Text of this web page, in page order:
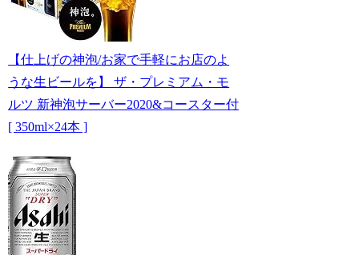
【仕上げの神泡/お家で手軽にお店のよ
うな生ビールを】 ザ・プレミアム・モ
ルツ 新神泡サーバー2020&コースター付
[ 350ml×24本 ]